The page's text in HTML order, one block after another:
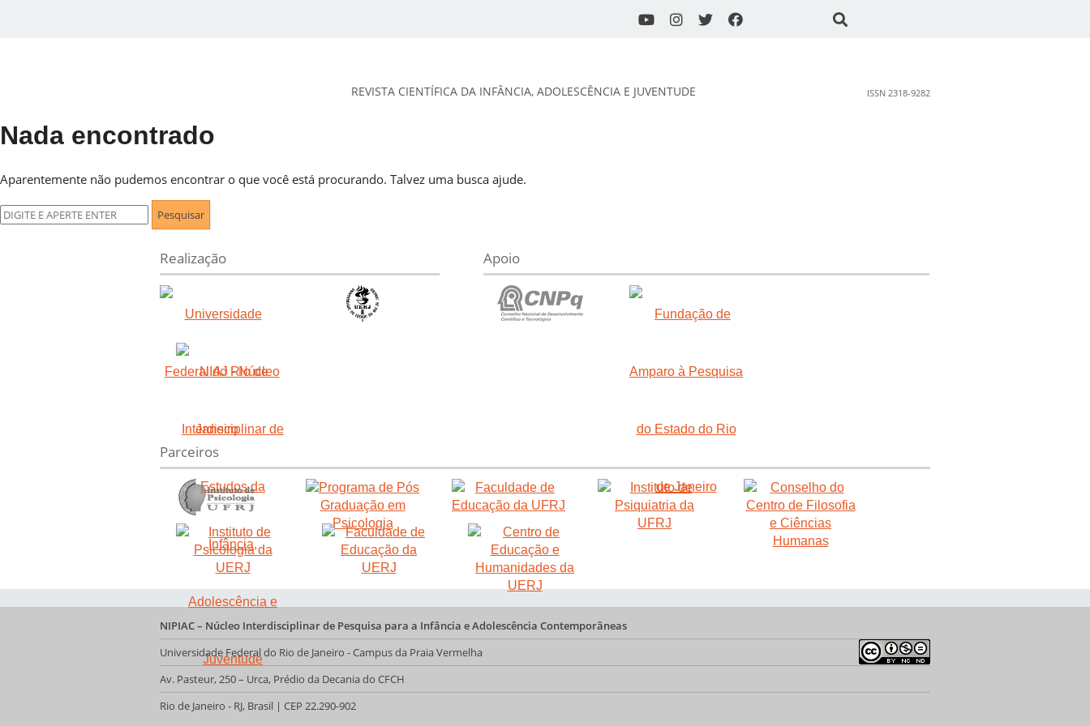
DESidades
REVISTA CIENTÍFICA DA INFÂNCIA, ADOLESCÊNCIA E JUVENTUDE ISSN 2318-9282
Nada encontrado
Aparentemente não pudemos encontrar o que você está procurando. Talvez uma busca ajude.
Pesquisar
por:
Realização Apoio
Parceiros
NIPIAC – Núcleo Interdisciplinar de Pesquisa para a Infância e Adolescência Contemporâneas
Universidade Federal do Rio de Janeiro - Campus da Praia Vermelha
Av. Pasteur, 250 – Urca, Prédio da Decania do CFCH
Rio de Janeiro - RJ, Brasil | CEP 22.290-902